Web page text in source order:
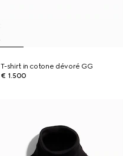
T-shirt in cotone dévoré GG
€ 1.500